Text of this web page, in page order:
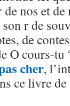
nos et de
r de
de
O cours-tu
cher,
ce livre